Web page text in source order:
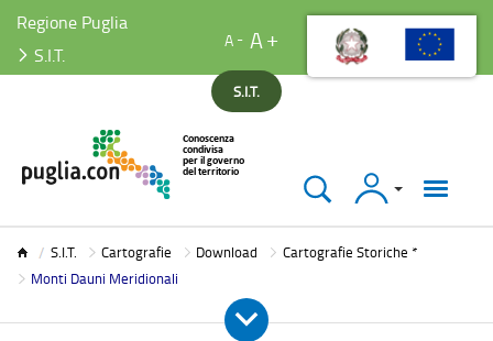
Regione Puglia
S.I.T.
A A
S.I.T.
Accedi
S.I.T. Cartografie Download
Cartografie Storiche *
Monti Dauni Meridionali